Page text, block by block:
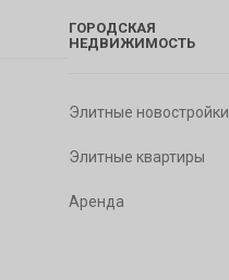
ГОРОДСКАЯ
НЕДВИЖИМОСТЬ
Элитные новостройки
Элитные квартиры
Аренда